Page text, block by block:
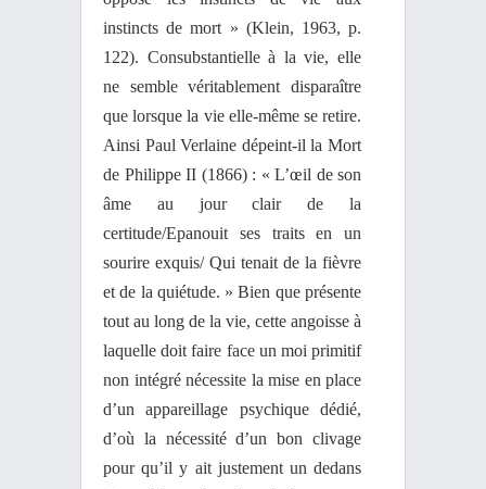
instincts de mort » (Klein, 1963, p.
122). Consubstantielle à la vie, elle
ne semble véritablement disparaître
que lorsque la vie elle-même se retire.
Ainsi Paul Verlaine dépeint-il la Mort
de Philippe II (1866) : « L’œil de son
âme au jour clair de la
certitude/Epanouit ses traits en un
sourire exquis/ Qui tenait de la fièvre
et de la quiétude. » Bien que présente
tout au long de la vie, cette angoisse à
laquelle doit faire face un moi primitif
non intégré nécessite la mise en place
d’un appareillage psychique dédié,
d’où la nécessité d’un bon clivage
pour qu’il y ait justement un dedans